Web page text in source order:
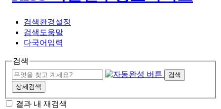
검색환경설정
검색도움말
다국어입력
검색
검색
상세검색
결과 내 재검색